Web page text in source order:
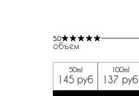
5.0
объем
50ml
145 руб
100ml
137 руб